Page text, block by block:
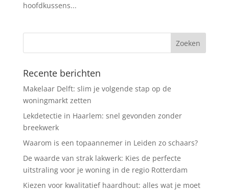
hoofdkussens...
Recente berichten
Makelaar Delft: slim je volgende stap op de
woningmarkt zetten
Lekdetectie in Haarlem: snel gevonden zonder
breekwerk
Waarom is een topaannemer in Leiden zo schaars?
De waarde van strak lakwerk: Kies de perfecte
uitstraling voor je woning in de regio Rotterdam
Kiezen voor kwalitatief haardhout: alles wat je moet